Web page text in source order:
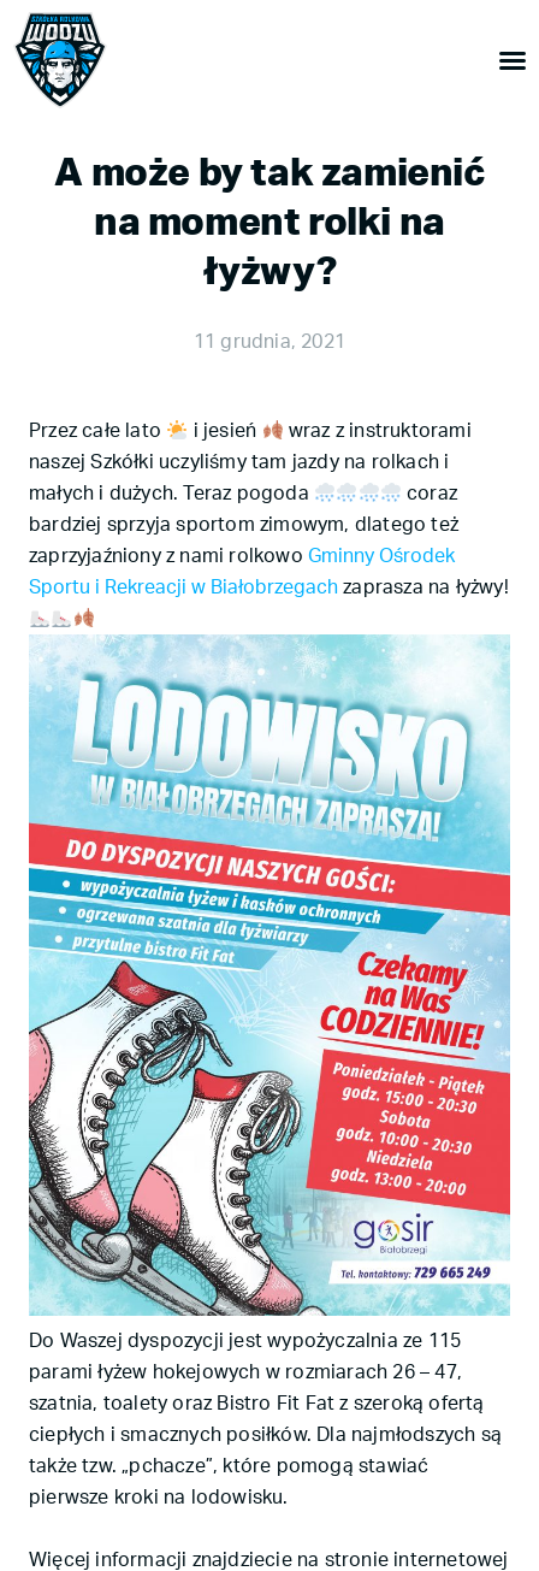
A może by tak zamienić
na moment rolki na
łyżwy?
11 grudnia, 2021
Przez całe lato i jesień
wraz z instruktorami
naszej Szkółki uczyliśmy tam jazdy na rolkach i
małych i dużych. Teraz pogoda
coraz
bardziej sprzyja sportom zimowym, dlatego też
zaprzyjaźniony z nami rolkowo Gminny Ośrodek
Sportu i Rekreacji w Białobrzegach zaprasza na łyżwy!
Do Waszej dyspozycji jest wypożyczalnia ze 115
parami łyżew hokejowych w rozmiarach 26 – 47,
szatnia, toalety oraz Bistro Fit Fat z szeroką ofertą
ciepłych i smacznych posiłków. Dla najmłodszych są
także tzw. „pchacze”, które pomogą stawiać
pierwsze kroki na lodowisku.
Więcej informacji znajdziecie na stronie internetowej